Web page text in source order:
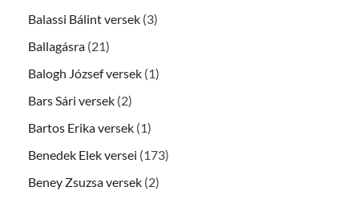
Balassi Bálint versek (3)
Ballagásra (21)
Balogh József versek (1)
Bars Sári versek (2)
Bartos Erika versek (1)
Benedek Elek versei (173)
Beney Zsuzsa versek (2)